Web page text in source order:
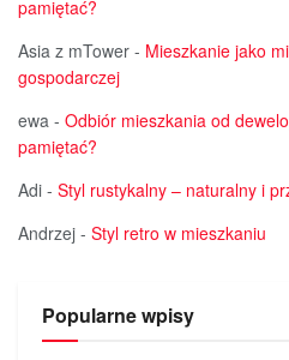
pamiętać?
Asia z mTower - Mieszkanie jako
gospodarczej
ewa - Odbiór mieszkania od
pamiętać?
Adi - Styl rustykalny – naturalny i
Andrzej - Styl retro w mieszkaniu
Popularne wpisy